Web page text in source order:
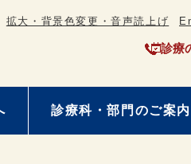
拡大・背景色変更・音声読上げ
診療
診療科・部門のご案内